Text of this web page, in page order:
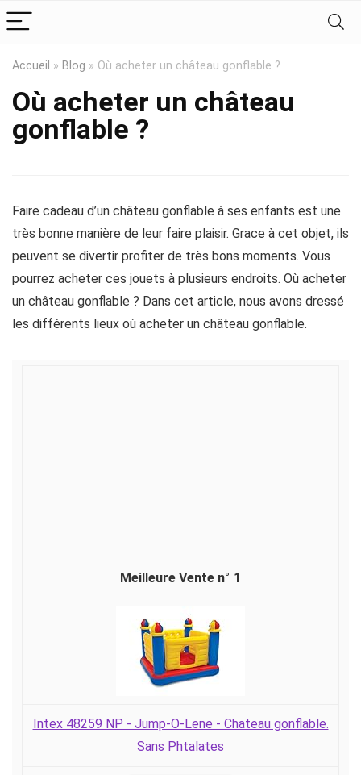
Accueil » Blog » Où acheter un château gonflable ?
Où acheter un château
gonflable ?
Faire cadeau d’un château gonflable à ses enfants est une
très bonne manière de leur faire plaisir. Grace à cet objet, ils
peuvent se divertir profiter de très bons moments. Vous
pourrez acheter ces jouets à plusieurs endroits. Où acheter
un château gonflable ? Dans cet article, nous avons dressé
les différents lieux où acheter un château gonflable.
1
Intex 48259 NP - Jump-O-Lene - Chateau gonflable.
Sans Phtalates